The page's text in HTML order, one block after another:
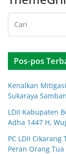
Pos-pos
Kenalkan
Sukaraya
LDII Kabupaten
Adha 1447 H,
PC LDII
Peran Orang